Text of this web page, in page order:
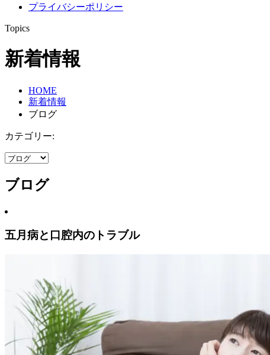
プライバシーポリシー
Topics
新着情報
HOME
新着情報
ブログ
カテゴリー:
ブログ
五月病と口腔内のトラブル